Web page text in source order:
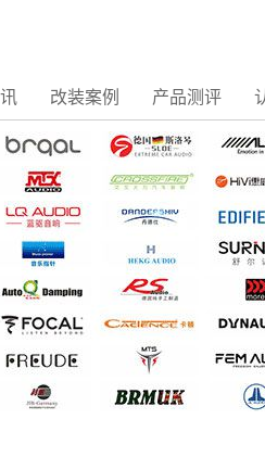
改装案例 产品测评